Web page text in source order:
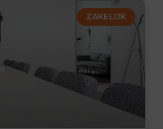
ZAKELIJK